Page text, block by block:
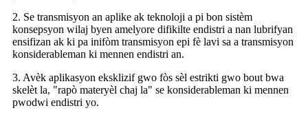
2. Se transmisyon an aplike ak teknoloji a pi bon sistèm
konsepsyon wilaj byen amelyore difikilte endistri a nan lubrifyan
ensifizan ak ki pa inifòm transmisyon epi fè lavi sa a transmisyon
konsiderableman ki mennen endistri an.
3. Avèk aplikasyon eksklizif gwo fòs sèl estrikti gwo bout bwa
skelèt la, "rapò materyèl chaj la" se konsiderableman ki mennen
pwodwi endistri yo.